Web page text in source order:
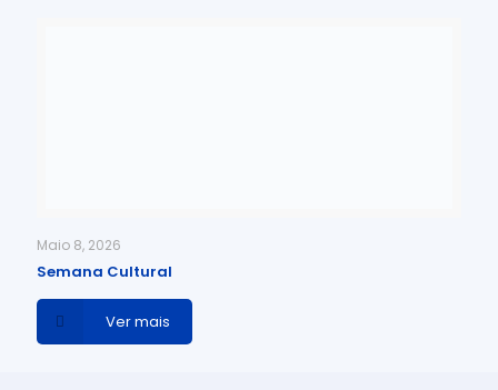
Maio 8, 2026
Semana Cultural
Ver mais